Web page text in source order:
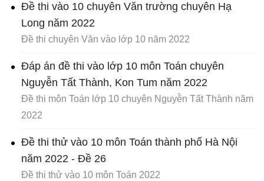
Đề thi vào 10 chuyên Văn trường chuyên Hạ
Long năm 2022
Đề thi chuyên Văn vào lớp 10 năm 2022
Đáp án đề thi vào lớp 10 môn Toán chuyên
Nguyễn Tất Thành, Kon Tum năm 2022
Đề thi môn Toán lớp 10 chuyên Nguyễn Tất Thành năm
2022
Đề thi thử vào 10 môn Toán thành phố Hà Nội
năm 2022 - Đề 26
Đề thi thử vào 10 môn Toán 2022